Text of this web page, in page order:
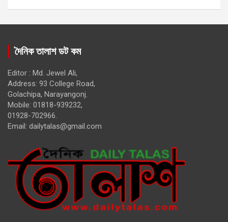
দৈনিক তালাশ ডট কম
Editor : Md. Jewel Ali,
Address: 93 College Road,
Golachipa, Narayangonj.
Mobile: 01818-939232,
01928-702966.
Email: dailytalas@gmail.com